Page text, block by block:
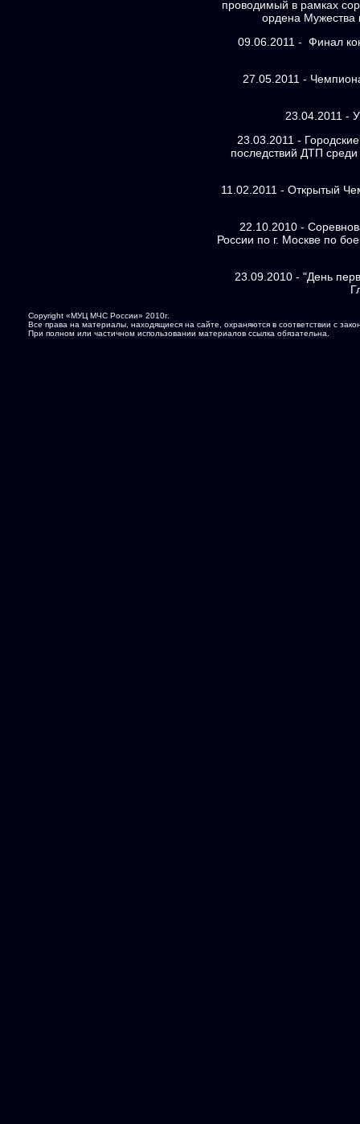
проводимый в рамках
ордена Мужества
09.06.2011 - Финал
27.05.2011 -
23.04.2011 -
23.03.2011 -
последствий ДТП
11.02.2011 - Открытый
22.10.2010 -
России по г. Москве по
23.09.2010 - "День
Copyright «МУЦ МЧС России» 2010г.
Все права на материалы, находящиеся на сайте, охраняются в соответствии с
При полном или частичном использовании материалов ссылка обязательна.